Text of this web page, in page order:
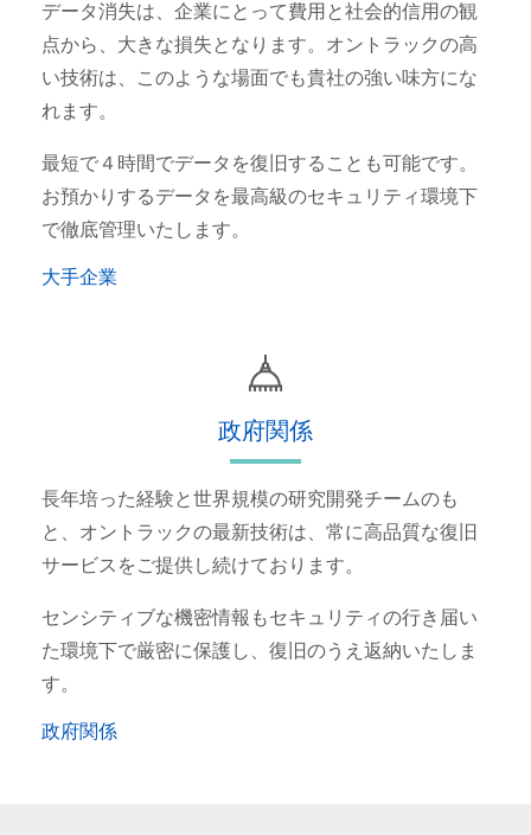
データ消失は、企業にとって費用と社会的信用の観
点から、大きな損失となります。オントラックの高
い技術は、このような場面でも貴社の強い味方にな
れます。
最短で４時間でデータを復旧することも可能です。
お預かりするデータを最高級のセキュリティ環境下
で徹底管理いたします。
大手企業
政府関係
長年培った経験と世界規模の研究開発チームのも
と、オントラックの最新技術は、常に高品質な復旧
サービスをご提供し続けております。
センシティブな機密情報もセキュリティの行き届い
た環境下で厳密に保護し、復旧のうえ返納いたしま
す。
政府関係